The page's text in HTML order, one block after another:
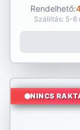
Rendelhető:
Szállítás: 5-6
NINCS